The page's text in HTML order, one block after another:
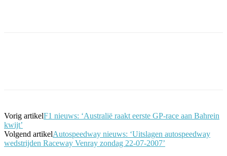
Vorig artikelF1 nieuws: ‘Australië raakt eerste GP-race aan Bahrein
kwijt’
Volgend artikelAutospeedway nieuws: ‘Uitslagen autospeedway
wedstrijden Raceway Venray zondag 22-07-2007’